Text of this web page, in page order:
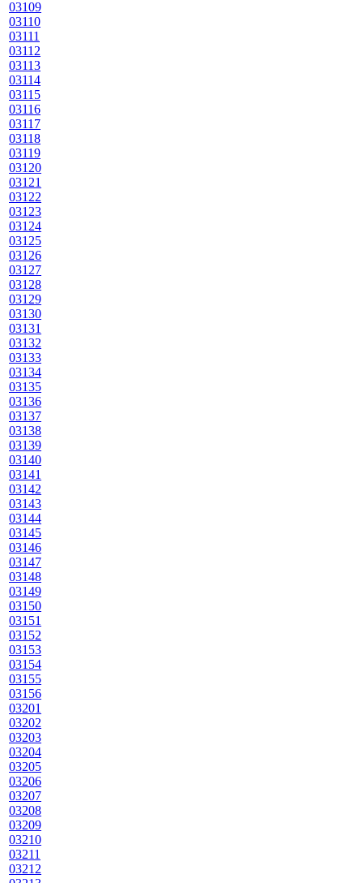
03109
03110
03111
03112
03113
03114
03115
03116
03117
03118
03119
03120
03121
03122
03123
03124
03125
03126
03127
03128
03129
03130
03131
03132
03133
03134
03135
03136
03137
03138
03139
03140
03141
03142
03143
03144
03145
03146
03147
03148
03149
03150
03151
03152
03153
03154
03155
03156
03201
03202
03203
03204
03205
03206
03207
03208
03209
03210
03211
03212